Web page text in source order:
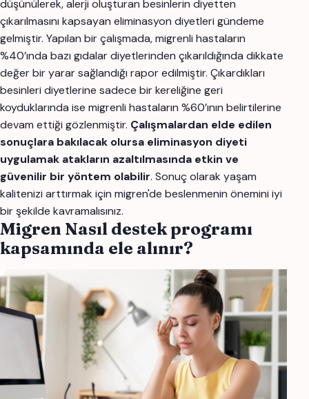
düşünülerek, alerji oluşturan besinlerin diyetten
çıkarılmasını kapsayan eliminasyon diyetleri gündeme
gelmiştir. Yapılan bir çalışmada, migrenli hastaların
%40’ında bazı gıdalar diyetlerinden çıkarıldığında dikkate
değer bir yarar sağlandığı rapor edilmiştir. Çıkardıkları
besinleri diyetlerine sadece bir kereliğine geri
koyduklarında ise migrenli hastaların %60’ının belirtilerine
devam ettiği gözlenmiştir. Çalışmalardan elde edilen
sonuçlara bakılacak olursa eliminasyon diyeti
uygulamak atakların azaltılmasında etkin ve
güvenilir bir yöntem olabilir. Sonuç olarak yaşam
kalitenizi arttırmak için migren'de beslenmenin önemini iyi
bir şekilde kavramalısınız.
Migren Nasıl destek programı
kapsamında ele alınır?